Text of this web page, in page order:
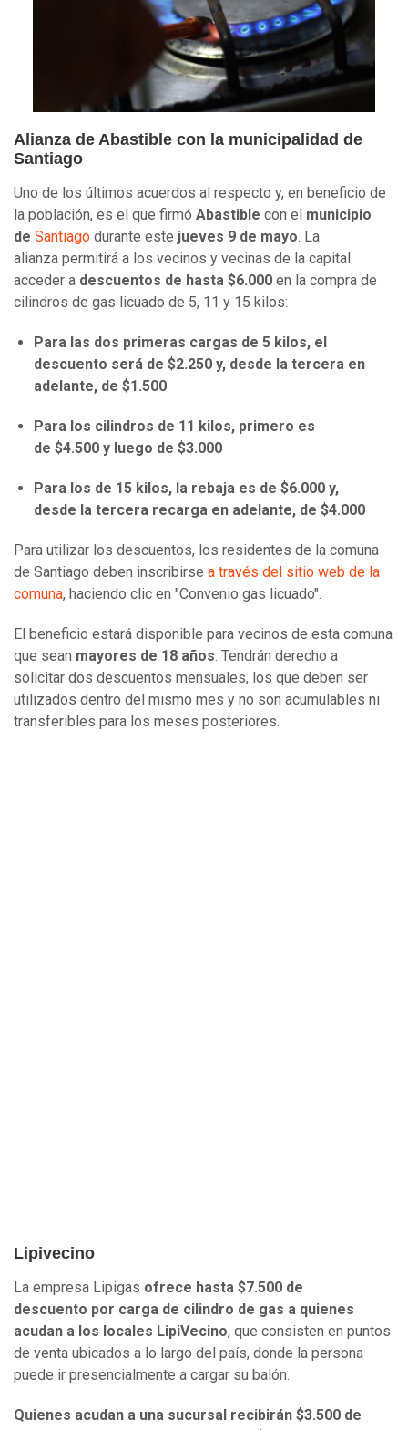
Alianza de Abastible con la municipalidad de
Santiago
Uno de los últimos acuerdos al respecto y, en beneficio de
la población, es el que firmó Abastible con el municipio
de Santiago durante este jueves 9 de mayo. La
alianza permitirá a los vecinos y vecinas de la capital
acceder a descuentos de hasta $6.000 en la compra de
cilindros de gas licuado de 5, 11 y 15 kilos:
Para las dos primeras cargas de 5 kilos, el
descuento será de $2.250 y, desde la tercera en
adelante, de $1.500
Para los cilindros de 11 kilos, primero es
de $4.500 y luego de $3.000
Para los de 15 kilos, la rebaja es de $6.000 y,
desde la tercera recarga en adelante, de $4.000
Para utilizar los descuentos, los residentes de la comuna
de Santiago deben inscribirse a través del sitio web de la
comuna, haciendo clic en "Convenio gas licuado".
El beneficio estará disponible para vecinos de esta comuna
que sean mayores de 18 años. Tendrán derecho a
solicitar dos descuentos mensuales, los que deben ser
utilizados dentro del mismo mes y no son acumulables ni
transferibles para los meses posteriores.
Lipivecino
La empresa Lipigas ofrece hasta $7.500 de
descuento por carga de cilindro de gas a quienes
acudan a los locales LipiVecino, que consisten en puntos
de venta ubicados a lo largo del país, donde la persona
puede ir presencialmente a cargar su balón.
Quienes acudan a una sucursal recibirán $3.500 de